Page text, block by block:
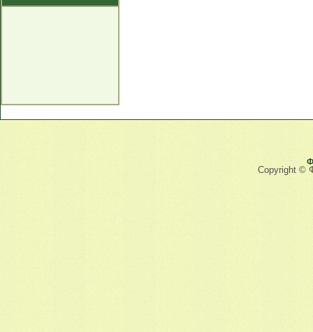
Copyright ©